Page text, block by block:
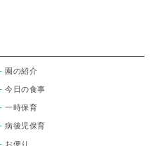
園の紹介
今日の食事
一時保育
病後児保育
お便り